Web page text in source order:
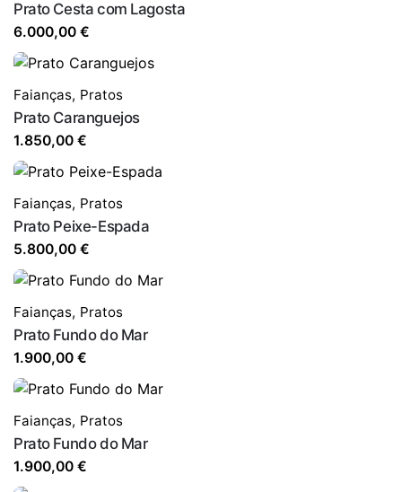
Prato Cesta com Lagosta
6.000,00 €
Faianças, Pratos
Prato Caranguejos
1.850,00 €
Faianças, Pratos
Prato Peixe-Espada
5.800,00 €
Faianças, Pratos
Prato Fundo do Mar
1.900,00 €
Faianças, Pratos
Prato Fundo do Mar
1.900,00 €